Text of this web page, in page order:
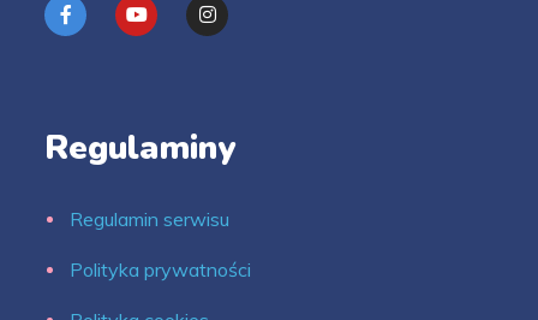
Regulaminy
Regulamin serwisu
Polityka prywatności